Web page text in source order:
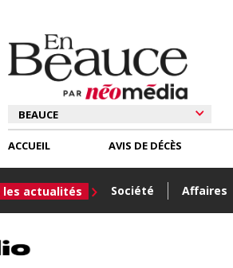
ACCUEIL
actualités Société Affaires
AVIS DE DÉCÈS